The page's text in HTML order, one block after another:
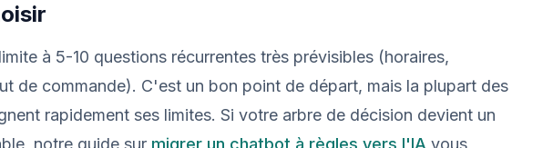
à 5-10 questions récurrentes très prévisibles (horaires,
de commande). C'est un bon point de départ, mais la plupart des
rapidement ses limites. Si votre arbre de décision devient un
notre guide sur migrer un chatbot à règles vers l'IA vous